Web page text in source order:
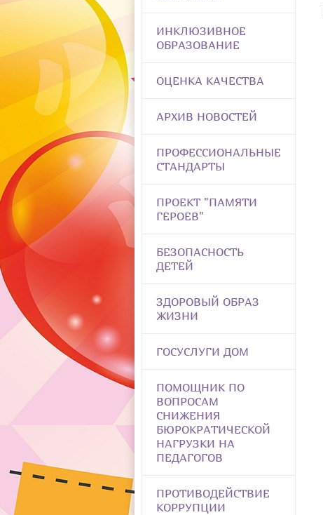
ИНКЛЮЗИВНОЕ
ОБРАЗОВАНИЕ
ОЦЕНКА КАЧЕСТВА
АРХИВ НОВОСТЕЙ
ПРОФЕССИОНАЛЬНЫЕ
СТАНДАРТЫ
ПРОЕКТ "ПАМЯТИ
ГЕРОЕВ"
БЕЗОПАСНОСТЬ
ДЕТЕЙ
ЗДОРОВЫЙ ОБРАЗ
ЖИЗНИ
ГОСУСЛУГИ ДОМ
ПОМОЩНИК ПО
ВОПРОСАМ
СНИЖЕНИЯ
БЮРОКРАТИЧЕСКОЙ
НАГРУЗКИ НА
ПЕДАГОГОВ
ПРОТИВОДЕЙСТВИЕ
КОРРУПЦИИ